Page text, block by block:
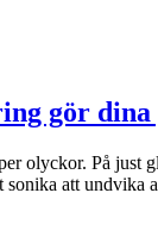
gör
olyckor. På just
sonika att